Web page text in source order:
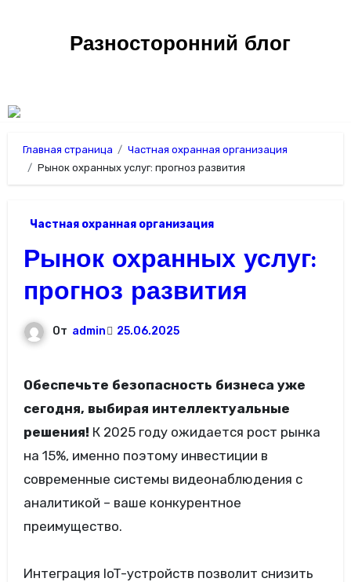
содержимомуРазносторонний блог
Главная страница
Частная охранная организация
Рынок охранных услуг: прогноз развития
Частная охранная организация
Рынок охранных услуг:
прогноз развития
От admin 25.06.2025
Обеспечьте безопасность бизнеса уже
сегодня, выбирая интеллектуальные
решения! К 2025 году ожидается рост рынка
на 15%, именно поэтому инвестиции в
современные системы видеонаблюдения с
аналитикой – ваше конкурентное
преимущество.
Интеграция IoT-устройств позволит снизить